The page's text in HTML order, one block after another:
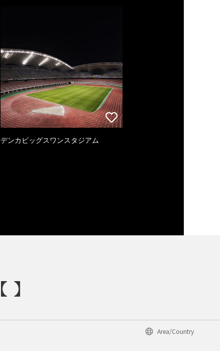
デンカビッグスワンスタジアム
Area/Country